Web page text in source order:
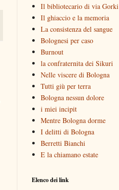
Il bibliotecario di via Gorki
Il ghiaccio e la memoria
La consistenza del sangue
Bolognesi per caso
Burnout
la confraternita dei Sikuri
Nelle viscere di Bologna
Tutti giù per terra
Bologna nessun dolore
i miei incipit
Mentre Bologna dorme
I delitti di Bologna
Berretti Bianchi
E la chiamano estate
Elenco dei link